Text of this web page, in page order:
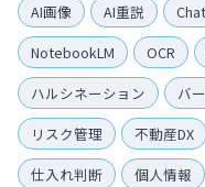
AI画像
AI重説
NotebookLM
OCR
ハルシネーション
バ
リスク管理
不動産DX
仕入れ判断
個人情報